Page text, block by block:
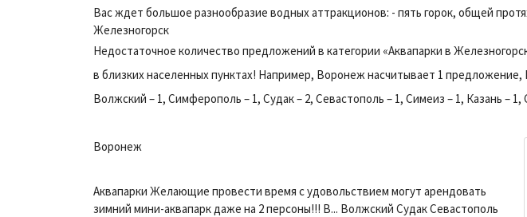
Вас ждет большое разнообразие водных аттракционов: - пять горок, общей
Железногорск
Недостаточное количество предложений в категории «Аквапарки в
в близких населенных пунктах! Например, Воронеж насчитывает 1
Волжский – 1, Симферополь – 1, Судак – 2, Севастополь – 1, Симеиз – 1, Казань – 1,
Воронеж
Аквапарки Желающие провести время с удовольствием могут арендовать
зимний мини-аквапарк даже на 2 персоны!!! В... Волжский Судак Севастополь